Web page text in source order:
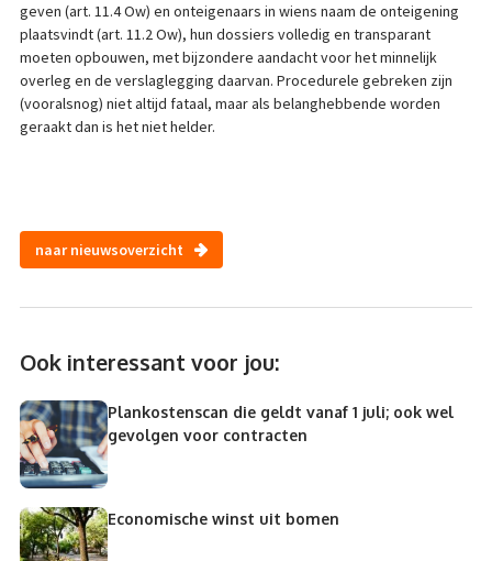
geven (art. 11.4 Ow) en onteigenaars in wiens naam de onteigening
plaatsvindt (art. 11.2 Ow), hun dossiers volledig en transparant
moeten opbouwen, met bijzondere aandacht voor het minnelijk
overleg en de verslaglegging daarvan. Procedurele gebreken zijn
(vooralsnog) niet altijd fataal, maar als belanghebbende worden
geraakt dan is het niet helder.
naar nieuwsoverzicht
Ook interessant voor jou:
Plankostenscan die geldt vanaf 1 juli; ook wel
gevolgen voor contracten
Economische winst uit bomen